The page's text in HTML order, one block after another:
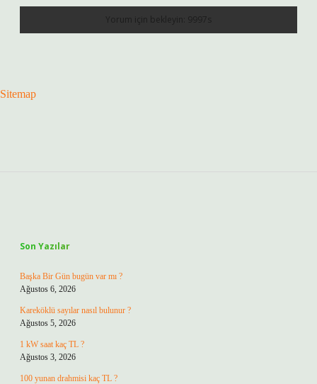
Sitemap
Son Yazılar
Başka Bir Gün bugün var mı ?
Ağustos 6, 2026
Kareköklü sayılar nasıl bulunur ?
Ağustos 5, 2026
1 kW saat kaç TL ?
Ağustos 3, 2026
100 yunan drahmisi kaç TL ?